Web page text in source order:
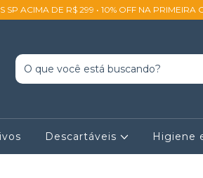
SP ACIMA DE R$ 299 • 10% OFF NA
Descartáveis Higiene